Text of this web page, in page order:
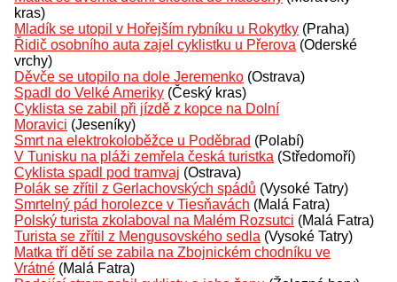
kras)
Mladík se utopil v Hořejším rybníku u Rokytky (Praha)
Řidič osobního auta zajel cyklistku u Přerova (Oderské
vrchy)
Děvče se utopilo na dole Jeremenko (Ostrava)
Spadl do Velké Ameriky (Český kras)
Cyklista se zabil při jízdě z kopce na Dolní
Moravici (Jeseníky)
Smrt na elektrokoloběžce u Poděbrad (Polabí)
V Tunisku na pláži zemřela česká turistka (Středomoří)
Cyklista spadl pod tramvaj (Ostrava)
Polák se zřítil z Gerlachovských spádů (Vysoké Tatry)
Smrtelný pád horolezce v Tiesňavách (Malá Fatra)
Polský turista zkolaboval na Malém Rozsutci (Malá Fatra)
Turista se zřítil z Mengusovského sedla (Vysoké Tatry)
Matka tří dětí se zabila na Zbojnickém chodníku ve
Vrátné (Malá Fatra)